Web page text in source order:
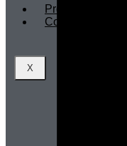
Profissionais
Contactos
X